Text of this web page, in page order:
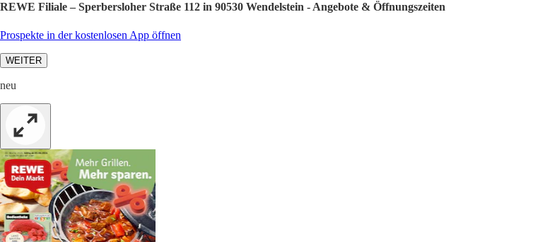
REWE Filiale – Sperbersloher Straße 112 in 90530 Wendelstein - Angebote & Öffnungszeiten
Prospekte in der kostenlosen App öffnen
WEITER
neu